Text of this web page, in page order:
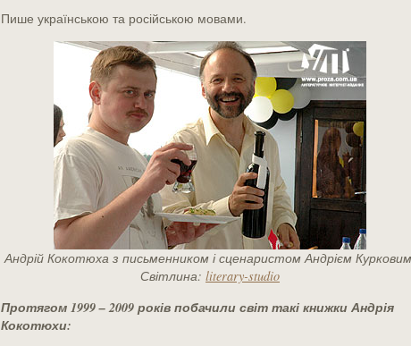
Пише українською та російською мовами.
Андрій Кокотюха з письменником і сценаристом Андрієм
Світлина: literary-studio
Протягом 1999 – 2009 років побачили світ такі книжки Андрія
Кокотюхи: